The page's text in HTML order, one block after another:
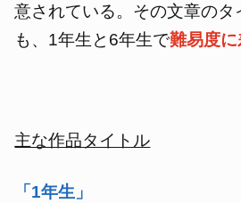
意されている。その文章のタ
も、1年生と6年生で難易度に
主な作品タイトル
「1年生」